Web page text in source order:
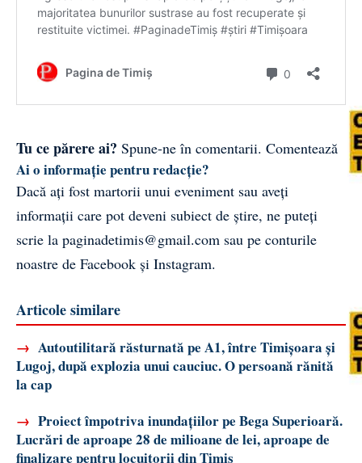
Tu ce părere ai? Spune-ne în comentarii. Comentează
Ai o informație pentru redacție?
Dacă ați fost martorii unui eveniment sau aveți
informații care pot deveni subiect de știre, ne puteți
scrie la paginadetimis@gmail.com sau pe conturile
noastre de Facebook și Instagram.
Articole similare
→ Autoutilitară răsturnată pe A1, între Timișoara și
Lugoj, după explozia unui cauciuc. O persoană rănită
la cap
→ Proiect împotriva inundațiilor pe Bega Superioară.
Lucrări de aproape 28 de milioane de lei, aproape de
finalizare pentru locuitorii din Timiș